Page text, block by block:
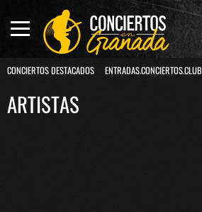
CONCIERTOS DESTACADOS ENTRADAS.CONCIERTOS.CLUB
ARTISTAS